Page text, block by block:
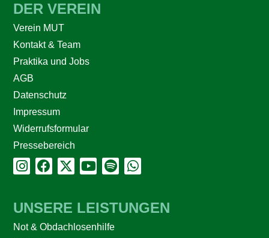
DER VEREIN
Verein MUT
Kontakt & Team
Praktika und Jobs
AGB
Datenschutz
Impressum
Widerrufsformular
Pressebereich
UNSERE LEISTUNGEN
Not & Obdachlosenhilfe